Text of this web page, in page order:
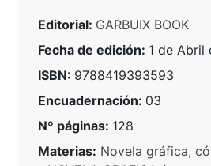
Editorial: GARBUIX BOOK
Fecha de edición: 1 de Abril
ISBN: 9788419393593
Encuadernación: 03
Nº páginas: 128
Materias: Novela gráfica,